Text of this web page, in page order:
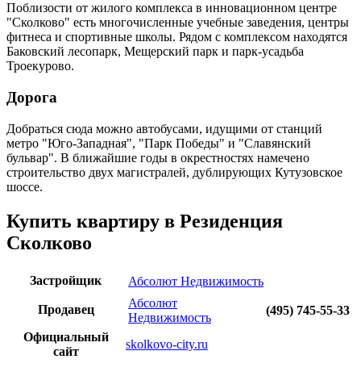
Поблизости от жилого комплекса в инновационном центре
"Сколково" есть многочисленные учебные заведения, центры
фитнеса и спортивные школы. Рядом с комплексом находятся
Баковский лесопарк, Мещерский парк и парк-усадьба
Троекурово.
Дорога
Добраться сюда можно автобусами, идущими от станций
метро "Юго-Западная", "Парк Победы" и "Славянский
бульвар". В ближайшие годы в окрестностях намечено
строительство двух магистралей, дублирующих Кутузовское
шоссе.
Купить квартиру в Резиденция
Сколково
Застройщик Абсолют Недвижимость
Продавец
Абсолют
Недвижимость
(495) 745-55-33
Официальный
сайт
skolkovo-city.ru